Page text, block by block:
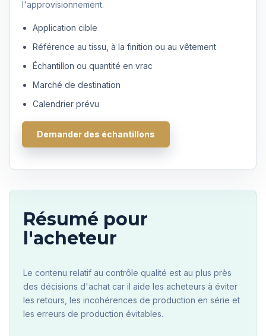
Résumé pour
l'acheteur
Le contenu relatif au contrôle qualité est au plus près
des décisions d'achat car il aide les acheteurs à éviter
les retours, les incohérences de production en série et
les erreurs de production évitables.
l'approvisionnement.
Application cible
Référence au tissu, à la finition ou au vêtement
Échantillon ou quantité en vrac
Marché de destination
Calendrier prévu
Demander des échantillons